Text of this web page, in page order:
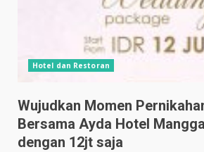
Hotel dan Restoran
Wujudkan Momen
Bersama Ayda Hotel
dengan 12jt saja